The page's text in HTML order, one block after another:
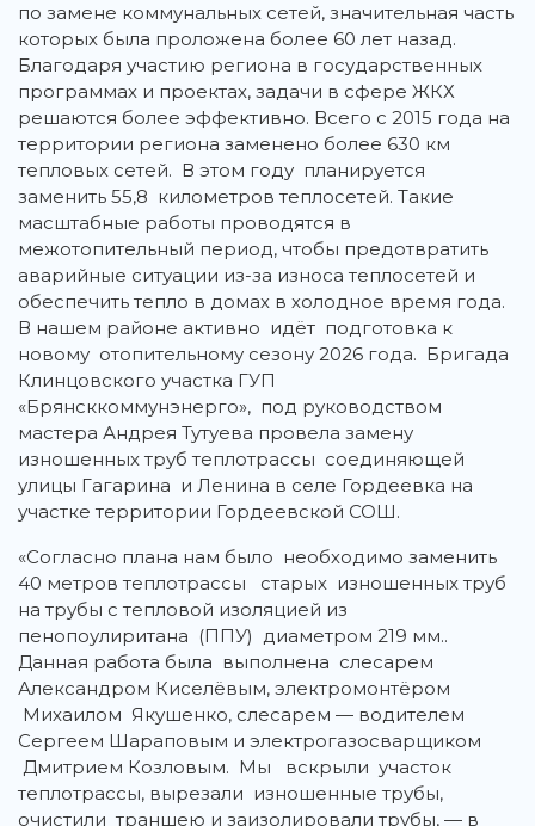
по замене коммунальных сетей, значительная часть
которых была проложена более 60 лет назад.
Благодаря участию региона в государственных
программах и проектах, задачи в сфере ЖКХ
решаются более эффективно. Всего с 2015 года на
территории региона заменено более 630 км
тепловых сетей. В этом году планируется
заменить 55,8 километров теплосетей. Такие
масштабные работы проводятся в
межотопительный период, чтобы предотвратить
аварийные ситуации из-за износа теплосетей и
обеспечить тепло в домах в холодное время года.
В нашем районе активно идёт подготовка к
новому отопительному сезону 2026 года. Бригада
Клинцовского участка ГУП
«Брянсккоммунэнерго», под руководством
мастера Андрея Тутуева провела замену
изношенных труб теплотрассы соединяющей
улицы Гагарина и Ленина в селе Гордеевка на
участке территории Гордеевской СОШ.
«Согласно плана нам было необходимо заменить
40 метров теплотрассы старых изношенных труб
на трубы с тепловой изоляцией из
пенопоулиритана (ППУ) диаметром 219 мм..
Данная работа была выполнена слесарем
Александром Киселёвым, электромонтёром
Михаилом Якушенко, слесарем — водителем
Сергеем Шараповым и электрогазосварщиком
Дмитрием Козловым. Мы вскрыли участок
теплотрассы, вырезали изношенные трубы,
очистили траншею и заизолировали трубы, — в